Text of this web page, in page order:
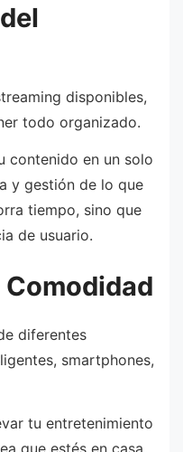
disponibles,
todo organizado.
contenido en un solo
y gestión de lo que
tiempo, sino que
de usuario.
diferentes
smartphones,
tu entretenimiento